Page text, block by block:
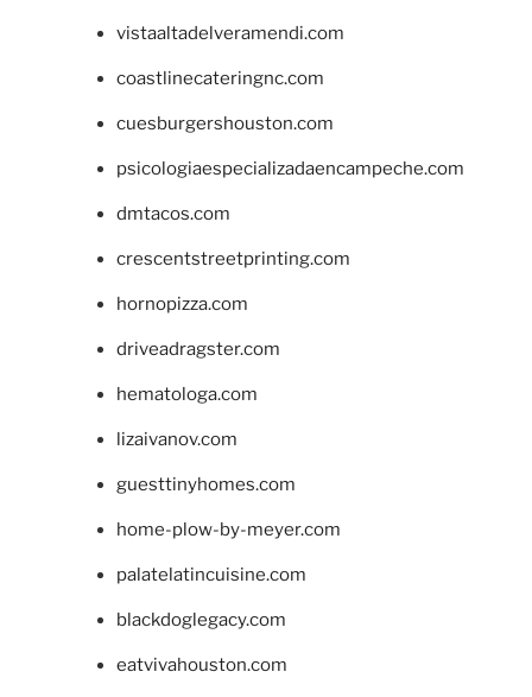
vistaaltadelveramendi.com
coastlinecateringnc.com
cuesburgershouston.com
psicologiaespecializadaencampeche.com
dmtacos.com
crescentstreetprinting.com
hornopizza.com
driveadragster.com
hematologa.com
lizaivanov.com
guesttinyhomes.com
home-plow-by-meyer.com
palatelatincuisine.com
blackdoglegacy.com
eatvivahouston.com